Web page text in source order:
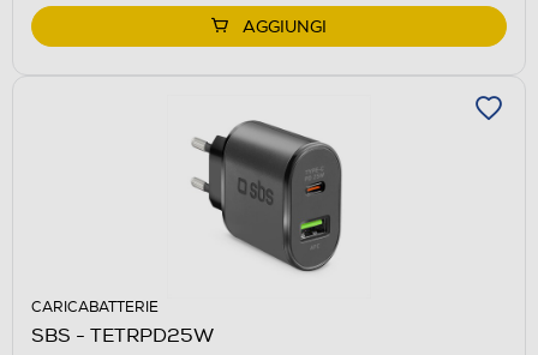
AGGIUNGI
CARICABATTERIE
SBS - TETRPD25W